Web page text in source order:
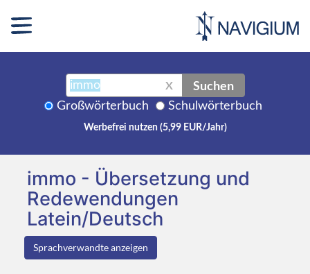
X Suchen
Großwörterbuch Schulwörterbuch
Werbefrei nutzen (5,99 EUR/Jahr)
immo - Übersetzung und
Redewendungen
Latein/Deutsch
Sprachverwandte anzeigen